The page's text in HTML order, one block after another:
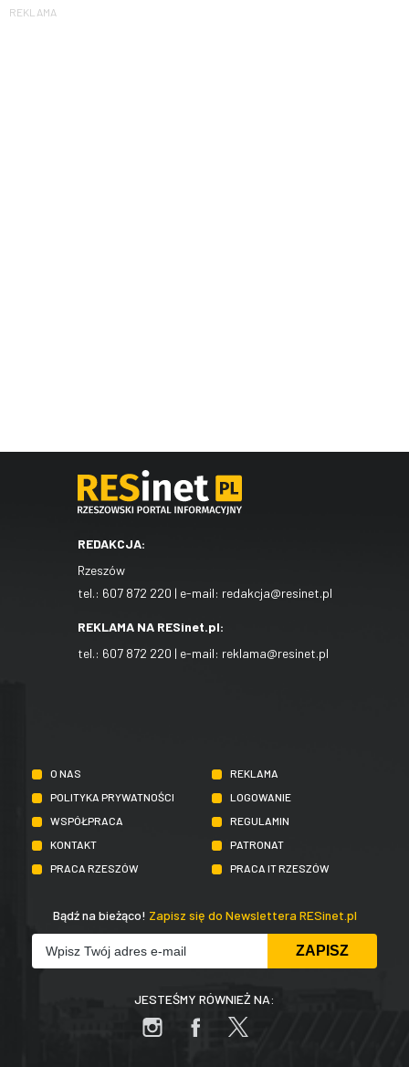
REKLAMA
REDAKCJA:
Rzeszów
tel.: 607 872 220 | e-mail: redakcja@resinet.pl
REKLAMA NA RESinet.pl:
tel.: 607 872 220 | e-mail: reklama@resinet.pl
O NAS
REKLAMA
POLITYKA PRYWATNOŚCI
LOGOWANIE
WSPÓŁPRACA
REGULAMIN
KONTAKT
PATRONAT
PRACA RZESZÓW
PRACA IT RZESZÓW
Bądź na bieżąco! Zapisz się do Newslettera RESinet.pl
JESTEŚMY RÓWNIEŻ NA: